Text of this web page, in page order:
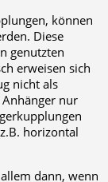
können
Diese
genutzten
erweisen sich
nicht als
nur
horizontal
dann, wenn